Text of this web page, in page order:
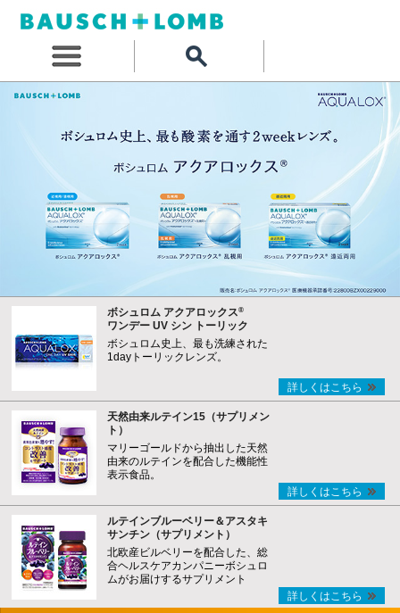
ボシュロム アクアロックス®
ワンデー UV シン トーリック
ボシュロム史上、最も洗練された
1dayトーリックレンズ。
詳しくはこちら
天然由来ルテイン15（サプリメン
ト）
マリーゴールドから抽出した天然
由来のルテインを配合した機能性
表示食品。
詳しくはこちら
ルテインブルーベリー＆アスタキ
サンチン（サプリメント）
北欧産ビルベリーを配合した、総
合ヘルスケアカンパニーボシュロ
ムがお届けするサプリメント
詳しくはこちら